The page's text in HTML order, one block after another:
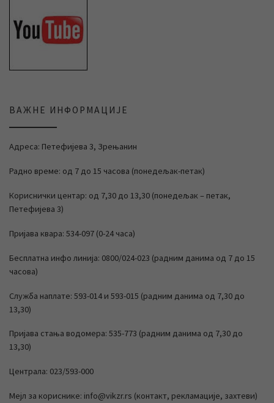
ВАЖНЕ ИНФОРМАЦИЈЕ
Адреса: Петефијева 3, Зрењанин
Радно време: од 7 до 15 часова (понедељак-петак)
Кориснички центар: од 7,30 до 13,30 (понедељак – петак,
Петефијева 3)
Пријава квара: 534-097 (0-24 часа)
Бесплатна инфо линија: 0800/024-023 (радним данима од 7 до 15
часова)
Служба наплате: 593-014 и 593-015 (радним данима од 7,30 до
13,30)
Пријава стања водомера: 535-773 (радним данима од 7,30 до
13,30)
Централа: 023/593-000
Мејл за кориснике: info@vikzr.rs (контакт, рекламације, захтеви)